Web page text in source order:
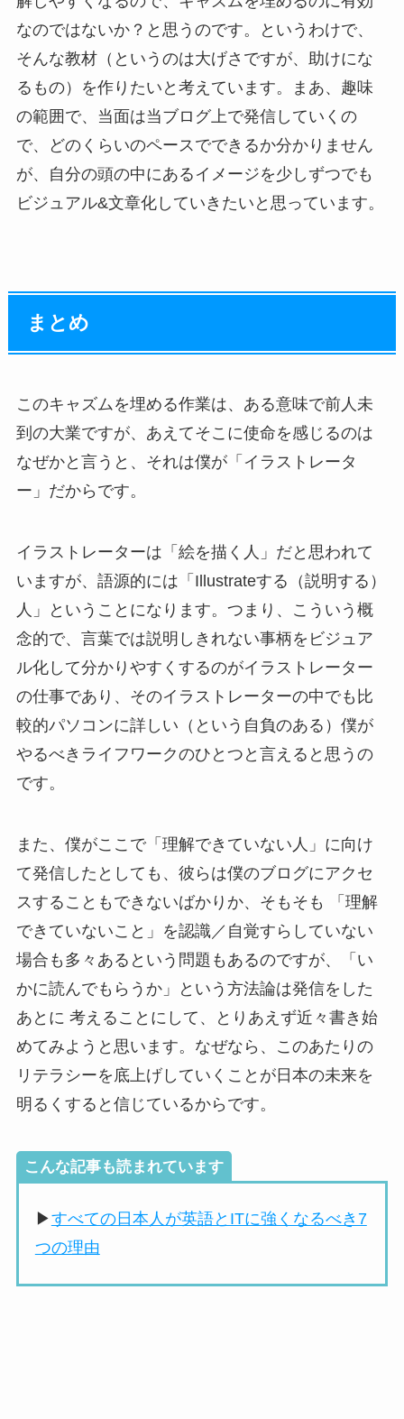
なのではないか？と思うのです。というわけで、
そんな教材（というのは大げさですが、助けにな
るもの）を作りたいと考えています。まあ、趣味
の範囲で、当面は当ブログ上で発信していくの
で、どのくらいのペースでできるか分かりません
が、自分の頭の中にあるイメージを少しずつでも
ビジュアル&文章化していきたいと思っています。
まとめ
このキャズムを埋める作業は、ある意味で前人未
到の大業ですが、あえてそこに使命を感じるのは
なぜかと言うと、それは僕が「イラストレータ
ー」だからです。
イラストレーターは「絵を描く人」だと思われて
いますが、語源的には「Illustrateする（説明する）
人」ということになります。つまり、こういう概
念的で、言葉では説明しきれない事柄をビジュア
ル化して分かりやすくするのがイラストレーター
の仕事であり、そのイラストレーターの中でも比
較的パソコンに詳しい（という自負のある）僕が
やるべきライフワークのひとつと言えると思うの
です。
また、僕がここで「理解できていない人」に向け
て発信したとしても、彼らは僕のブログにアクセ
スすることもできないばかりか、そもそも 「理解
できていないこと」を認識／自覚すらしていない
場合も多々あるという問題もあるのですが、「い
かに読んでもらうか」という方法論は発信をした
あとに 考えることにして、とりあえず近々書き始
めてみようと思います。なぜなら、このあたりの
リテラシーを底上げしていくことが日本の未来を
明るくすると信じているからです。
こんな記事も読まれています
▶すべての日本人が英語とITに強くなるべき7
つの理由